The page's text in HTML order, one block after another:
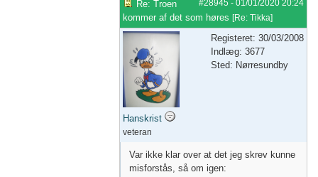
#28945 - 01/01/2020 20:24
Re: Troen
kommer af det som høres [Re: Tikka]
Hanskrist
veteran
Registeret: 30/03/2008
Indlæg: 3677
Sted: Nørresundby
Var ikke klar over at det jeg skrev kunne
misforstås, så om igen: